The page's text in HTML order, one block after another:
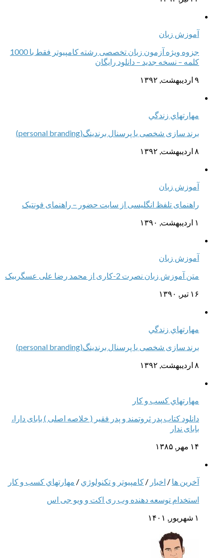
آموزش زبان
جزوه ویژه آزمون زبان تخصصی رشته کامپیوتر فقط با 1000
کلمه – نسخه جدید – دانلود رایگان
۹ اردیبهشت, ۱۳۹۲
مهارتهاي زندگي
برند سازی شخصی یا پرسنال برندینگ(personal branding)
۸ اردیبهشت, ۱۳۹۲
آموزش زبان
راهنمای تلفظ انگلیسی از سایت حضور – راهنمای فونتیک
۱ اردیبهشت, ۱۳۹۰
آموزش زبان
متن آموزش زبان نصرت 2-کاری از محمد رضا علی عسگربیک
۱۶ تیر, ۱۳۹۰
مهارتهاي زندگي
برند سازی شخصی یا پرسنال برندینگ(personal branding)
۸ اردیبهشت, ۱۳۹۲
مهارتهاي كسب و كار
دانلود کتاب پدر ثروتمند و پدر فقیر ( خلاصه اصلی ) بابای دارا،
بابای ندار
۱۴ مهر, ۱۳۸۵
آخرین ها / اخبار / كامپيوتر و تكنولوژي / مهارتهاي كسب و كار
استخدام توسعه دهنده وب ری اکت و ویو جی اس
۱ شهریور, ۱۴۰۱